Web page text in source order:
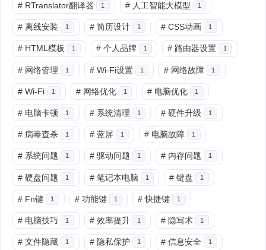
# RTranslator翻译器 1 # 人工智能大模型 1
# 离线安装 1 # 简历设计 1 # CSS动画 1
# HTML模板 1 # 个人品牌 1 # 路由器设置 1
# 网络管理 1 # Wi-Fi设置 1 # 网络故障 1
# Wi-Fi 1 # 网络优化 1 # 电脑优化 1
# 电脑卡顿 1 # 系统清理 1 # 硬件升级 1
# 病毒查杀 1 # 蓝屏 1 # 电脑故障 1
# 系统问题 1 # 驱动问题 1 # 内存问题 1
# 硬盘问题 1 # 笔记本电脑 1 # 键盘 1
# Fn键 1 # 功能键 1 # 快捷键 1
# 电脑技巧 1 # 效率提升 1 # 隐写术 1
# 文件隐藏 1 # 隐私保护 1 # 信息安全 1